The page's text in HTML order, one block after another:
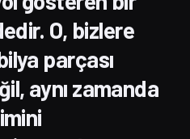
O, bizlere
parçası
aynı zamanda